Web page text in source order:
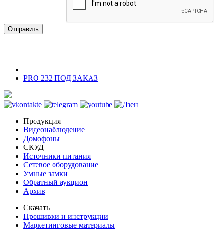
Отправить
PRO 232 ПОД ЗАКАЗ
Продукция
Видеонаблюдение
Домофоны
СКУД
Источники питания
Сетевое оборудование
Умные замки
Обратный аукцион
Архив
Скачать
Прошивки и инструкции
Маркетинговые материалы